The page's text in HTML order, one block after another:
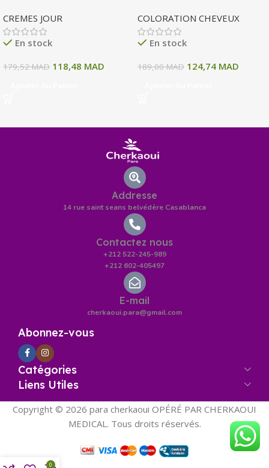
INTENSE 72H 50 ML
CREMES JOUR
En stock
179,52MAD 118,48 MAD
10 A BLOND CLAIR CENDRE
135 ML
COLORATION CHEVEUX
En stock
189,00MAD 124,74 MAD
Addresse
14 rue saint seans belvédère Casablanca
Contactez nous
+212 522-245-989
+212 602-405497
E-mail
cherkaoui.para@gmail.com
Abonnez-vous
Catégories
Liens Utiles
Copyright © 2026 para cherkaoui OPÉRÉ PAR CHERKAOUI
MEDICAL. Tous droits réservés.
0